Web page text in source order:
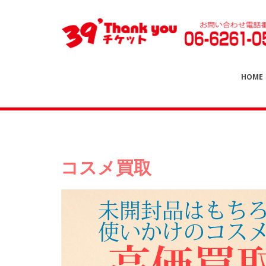
HOME
コスメ買取